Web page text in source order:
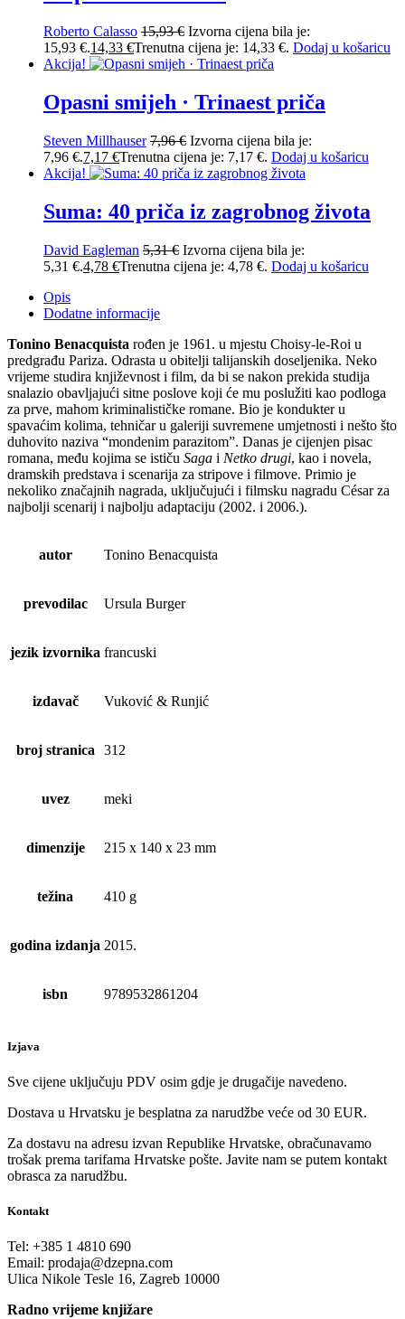
Roberto Calasso 15,93€ Izvorna cijena bila je:
15,93 €.14,33 €Trenutna cijena je: 14,33 €. Dodaj u košaricu
Akcija!
Opasni smijeh · Trinaest priča
Steven Millhauser 7,96€ Izvorna cijena bila je:
7,96 €.7,17 €Trenutna cijena je: 7,17 €. Dodaj u košaricu
Akcija!
Suma: 40 priča iz zagrobnog života
David Eagleman 5,31€ Izvorna cijena bila je:
5,31 €.4,78 €Trenutna cijena je: 4,78 €. Dodaj u košaricu
Opis
Dodatne informacije
Tonino Benacquista rođen je 1961. u mjestu Choisy-le-Roi u
predgrađu Pariza. Odrasta u obitelji talijanskih doseljenika. Neko
vrijeme studira književnost i film, da bi se nakon prekida studija
snalazio obavljajući sitne poslove koji će mu poslužiti kao podloga
za prve, mahom kriminalističke romane. Bio je kondukter u
spavaćim kolima, tehničar u galeriji suvremene umjetnosti i nešto što
duhovito naziva “mondenim parazitom”. Danas je cijenjen pisac
romana, među kojima se ističu Saga i Netko drugi, kao i novela,
dramskih predstava i scenarija za stripove i filmove. Primio je
nekoliko značajnih nagrada, uključujući i filmsku nagradu César za
najbolji scenarij i najbolju adaptaciju (2002. i 2006.).
autor Tonino Benacquista
prevodilac Ursula Burger
jezik izvornika francuski
izdavač Vuković & Runjić
broj stranica 312
uvez meki
dimenzije 215 x 140 x 23 mm
težina 410 g
godina izdanja 2015.
isbn 9789532861204
Izjava
Sve cijene uključuju PDV osim gdje je drugačije navedeno.
Dostava u Hrvatsku je besplatna za narudžbe veće od 30 EUR.
Za dostavu na adresu izvan Republike Hrvatske, obračunavamo
trošak prema tarifama Hrvatske pošte. Javite nam se putem kontakt
obrasca za narudžbu.
Kontakt
Tel: +385 1 4810 690
Email: prodaja@dzepna.com
Ulica Nikole Tesle 16, Zagreb 10000
Radno vrijeme knjižare